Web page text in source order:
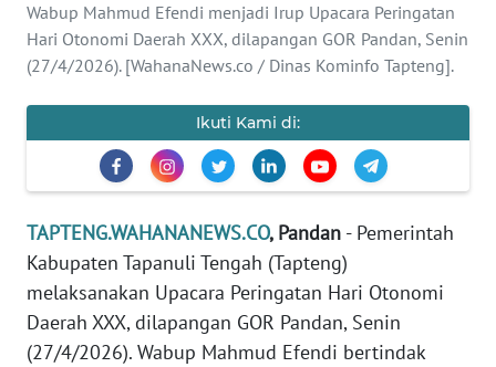
Wabup Mahmud Efendi menjadi Irup Upacara Peringatan
Hari Otonomi Daerah XXX, dilapangan GOR Pandan, Senin
(27/4/2026). [WahanaNews.co / Dinas Kominfo Tapteng].
Ikuti Kami di:
TAPTENG.WAHANANEWS.CO, Pandan - Pemerintah
Kabupaten Tapanuli Tengah (Tapteng)
melaksanakan Upacara Peringatan Hari Otonomi
Daerah XXX, dilapangan GOR Pandan, Senin
(27/4/2026). Wabup Mahmud Efendi bertindak
INFO
IKLAN
PEDOMAN
MEDIA
SIBER
REDAKSI